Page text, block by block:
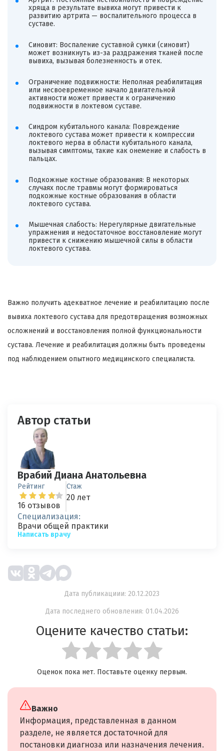
хряща в результате вывиха могут привести к
развитию артрита — воспалительного процесса в
суставе.
Синовит: Воспаление суставной сумки (синовит)
может возникнуть из-за раздражения тканей после
вывиха, вызывая болезненность и отек.
Ограничение подвижности: Неполная реабилитация
или несвоевременное начало двигательной
активности может привести к ограничению
подвижности в локтевом суставе.
Синдром кубитального канала: Повреждение
локтевого сустава может привести к компрессии
локтевого нерва в области кубитального канала,
вызывая симптомы, такие как онемение и слабость в
пальцах.
Подкожные костные образования: В некоторых
случаях после травмы могут формироваться
подкожные костные образования в области
локтевого сустава.
Мышечная слабость: Нерегулярные двигательные
упражнения и недостаточное восстановление могут
привести к снижению мышечной силы в области
локтевого сустава.
Важно получить адекватное лечение и реабилитацию после
вывиха локтевого сустава для предотвращения возможных
осложнений и восстановления полной функциональности
сустава. Лечение и реабилитация должны быть проведены
под наблюдением опытного медицинского специалиста.
Автор статьи
Врабий Диана Анатольевна
Рейтинг
16 отзывов
Стаж
20 лет
Специализация:
Врачи общей практики
Написать врачу
Дата публикациии: 20.12.2023
Дата последнего обновления: 01.04.2026
Оцените качество статьи:
Оценок пока нет. Поставьте оценку первым.
Важно
Информация, представленная в данном
разделе, не является достаточной для
постановки диагноза или назначения лечения.